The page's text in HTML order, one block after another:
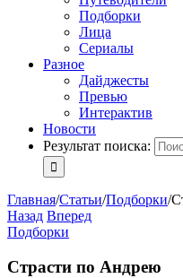
Подборки
Лица
Сериалы
Разное
Дайджесты
Превью
Интерактив
Новости
Результат поиска:
Главная/Статьи/Подборки/
Назад Вперед
Подборки
Страсти по Андрею